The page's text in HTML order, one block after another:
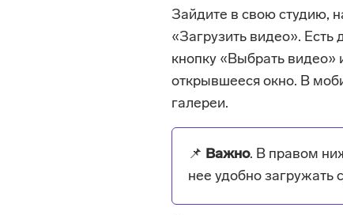
Зайдите в свою студию,
«Загрузить видео».
кнопку «Выбрать
открывшееся окно. В
галереи.
📌 Важно. В правом
нее удобно загружать